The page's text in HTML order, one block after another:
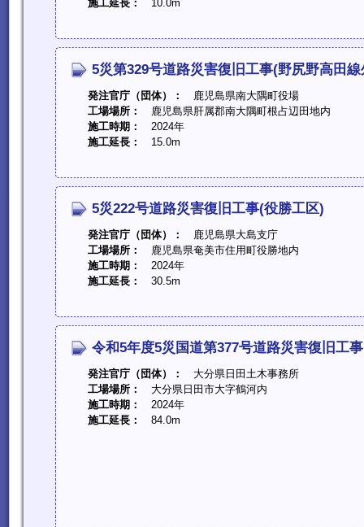
施工延長：
10.0m
5災第329号道路災害復旧工事(野尻野高田
発注官庁（団体）：
鹿児島県南大隅町役場
工場場所：
鹿児島県肝属郡南大隅町根占辺田地内
施工時期：
2024年
施工延長：
15.0m
5災222号道路災害復旧工事(役勝工区)
発注官庁（団体）：
鹿児島県大島支庁
工場場所：
鹿児島県奄美市住用町役勝地内
施工時期：
2024年
施工延長：
30.5m
令和5年度5災国道第377号道路災害復旧工事
発注官庁（団体）：
大分県日田土木事務所
工場場所：
大分県日田市大字鶴河内
施工時期：
2024年
施工延長：
84.0m